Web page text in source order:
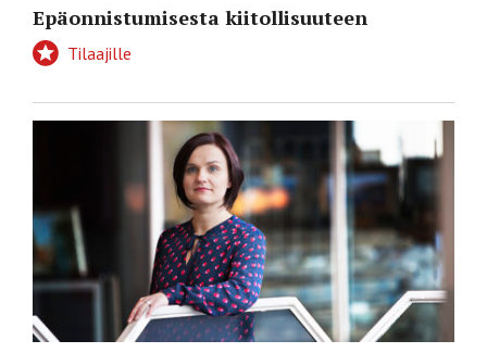
Epäonnistumisesta kiitollisuuteen
Tilaajille